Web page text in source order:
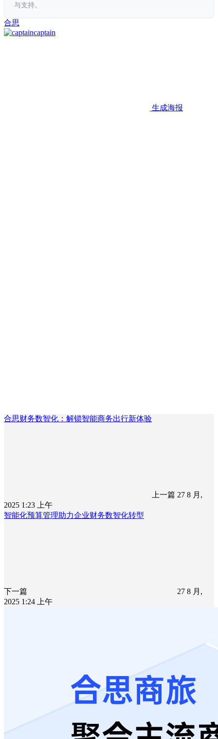
与支持。
合思
captain
生成海报
合思财务数智化：解锁智能商务出行新体验
上一篇 27 8 月,
2025 1:23 上午
智能化预算管理助力企业财务数智化转型
下一篇
27 8 月,
2025 1:24 上午